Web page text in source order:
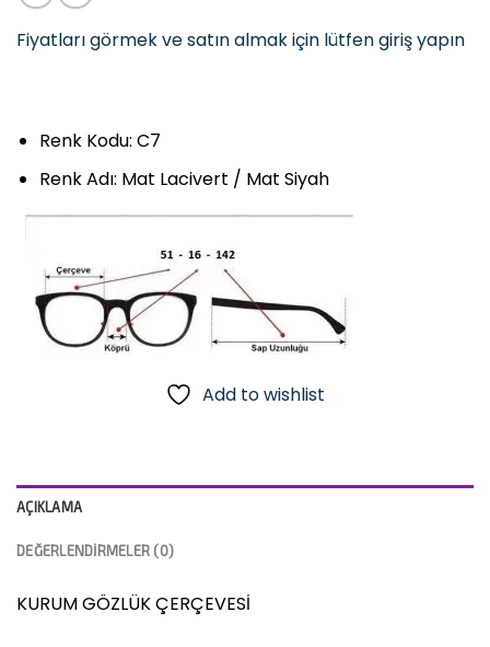
Fiyatları görmek ve satın almak için lütfen giriş yapın
Renk Kodu: C7
Renk Adı: Mat Lacivert / Mat Siyah
Add to wishlist
AÇIKLAMA
DEĞERLENDIRMELER (0)
KURUM GÖZLÜK ÇERÇEVESİ